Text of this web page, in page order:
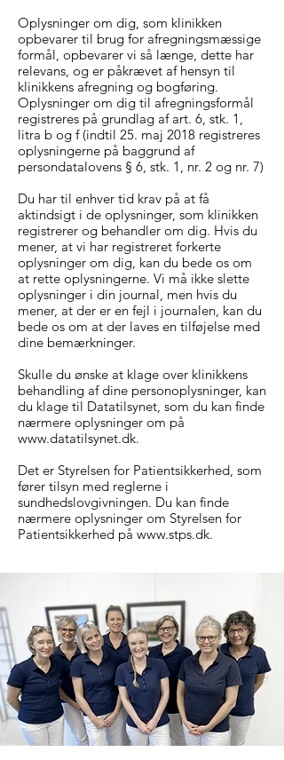
Oplysninger om dig, som klinikken
opbevarer til brug for afregningsmæssige
formål, opbevarer vi så længe, dette har
relevans, og er påkrævet af hensyn til
klinikkens afregning og bogføring.
Oplysninger om dig til afregningsformål
registreres på grundlag af art. 6, stk. 1,
litra b og f (indtil 25. maj 2018 registreres
oplysningerne på baggrund af
persondatalovens § 6, stk. 1, nr. 2 og nr. 7)
Du har til enhver tid krav på at få
aktindsigt i de oplysninger, som klinikken
registrerer og behandler om dig. Hvis du
mener, at vi har registreret forkerte
oplysninger om dig, kan du bede os om
at rette oplysningerne. Vi må ikke slette
oplysninger i din journal, men hvis du
mener, at der er en fejl i journalen, kan du
bede os om at der laves en tilføjelse med
dine bemærkninger.
Skulle du ønske at klage over klinikkens
behandling af dine personoplysninger, kan
du klage til Datatilsynet, som du kan finde
nærmere oplysninger om på
www.datatilsynet.dk.
Det er Styrelsen for Patientsikkerhed, som
fører tilsyn med reglerne i
sundhedslovgivningen. Du kan finde
nærmere oplysninger om Styrelsen for
Patientsikkerhed på www.stps.dk.